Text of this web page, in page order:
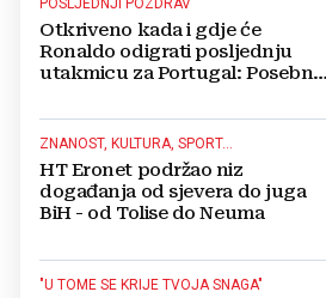
POSLJEDNJI POZDRAV
Otkriveno kada i gdje će
Ronaldo odigrati posljednju
utakmicu za Portugal: Posebno
ZNANOST, KULTURA, SPORT...
HT Eronet podržao niz
događanja od sjevera do juga
BiH - od Tolise do Neuma
"U TOME SE KRIJE TVOJA SNAGA"